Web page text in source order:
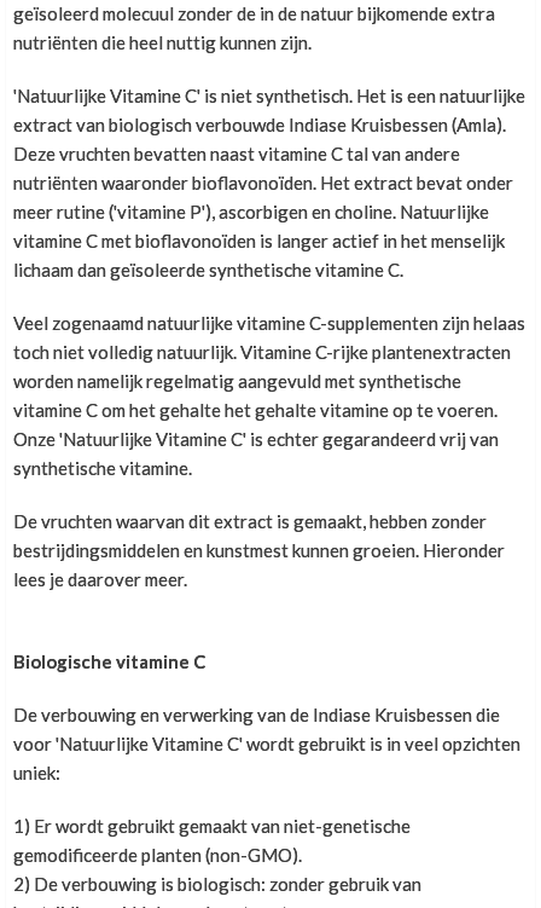
geïsoleerd molecuul zonder de in de natuur bijkomende extra
nutriënten die heel nuttig kunnen zijn.
'Natuurlijke Vitamine C' is niet synthetisch. Het is een natuurlijke
extract van biologisch verbouwde Indiase Kruisbessen (Amla).
Deze vruchten bevatten naast vitamine C tal van andere
nutriënten waaronder bioflavonoïden. Het extract bevat onder
meer rutine ('vitamine P'), ascorbigen en choline. Natuurlijke
vitamine C met bioflavonoïden is langer actief in het menselijk
lichaam dan geïsoleerde synthetische vitamine C.
Veel zogenaamd natuurlijke vitamine C-supplementen zijn helaas
toch niet volledig natuurlijk. Vitamine C-rijke plantenextracten
worden namelijk regelmatig aangevuld met synthetische
vitamine C om het gehalte het gehalte vitamine op te voeren.
Onze 'Natuurlijke Vitamine C' is echter gegarandeerd vrij van
synthetische vitamine.
De vruchten waarvan dit extract is gemaakt, hebben zonder
bestrijdingsmiddelen en kunstmest kunnen groeien. Hieronder
lees je daarover meer.
Biologische vitamine C
De verbouwing en verwerking van de Indiase Kruisbessen die
voor 'Natuurlijke Vitamine C' wordt gebruikt is in veel opzichten
uniek:
1) Er wordt gebruikt gemaakt van niet-genetische
gemodificeerde planten (non-GMO).
2) De verbouwing is biologisch: zonder gebruik van
Top!
SJ ,12 maart 2025
Hans de Smit
9 juli 2024
uitstekend product
Lidy Looymans,28 oktober 2023
synthetisch gecreeerd
Uitstekend
Wilko Koster,8 december 2022
Uitstekend product.
bevat naast 125 mg vitamine C ook de van nature
voorkomende bioflavonoïden uit de kruisbes.
Ik heb een histamine intolerantie en verdraag bv
geen citrusvruchten.
Vriendelijke groeten
Voor zover wij weten valt Amla / Indiase kruisbes
niet onder de categorie citrusvruchten. Of Amla fruit
wel of geen histaminereactie kan uitlokken is ons
helaas niet bekend. We kunnen een paar capsules
met uw adresgegevens.
Beste powersupplements,
ingenomen moet worden.
Deze week potje vit. C besteld maar ik gebruik
daarnaast ook de multivit. Van now foods.
De reden dat ik extra vit. C wil nemen is omdat mn
imuunsysteem zo nu en dan wel is zwak is. (Snel
keelpijn gevold door neusverkoudheid).
Ondanks mn goede voeding en genoeg rust om mn
trainingen heen ligt het toch op de loer.
Alleen met nowfoods kom ik op 83 mg per capsule
en dan komt er nog 125 mg van natural vit. C, en dan
komt mn voeding er nog bij.
Wat is raadzaam en wanneer is het te veel?
Hoi Rogier,
Extra vitamine C naast de multivitamine kan
is ongeveer evenveel als de dagelijkse aanbevolen
hoeveelheid. Maar meer dan dat kan wel zinvol zijn.
De Europese voedselveiligheid autoriteit EFSA geeft
aan dat 200 mg vitamine C na intensieve
sportbeoefening het immuunsysteem kan
Wij adviseren een maximum van 500 mg vitamine C
per dag uit supplementen. Ga je hoger doseren dan